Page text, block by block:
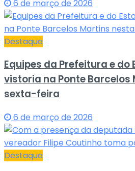
6 de março de 2026
Destaque
Equipes da Prefeitura e
vistoria na Ponte
sexta-feira
6 de março de 2026
Destaque